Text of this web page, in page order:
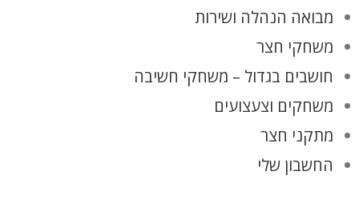
מבואה הנהלה ושירות
משחקי חצר
חושבים בגדול – משחקי חשיבה
משחקים וצעצועים
מתקני חצר
החשבון שלי